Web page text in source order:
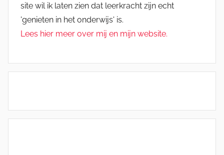
site wil ik laten zien dat leerkracht zijn echt
'genieten in het onderwijs' is.
Lees hier meer over mij en mijn website.